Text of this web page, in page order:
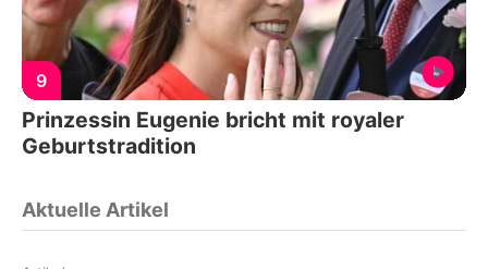
9
Prinzessin Eugenie bricht mit royaler
Geburtstradition
Aktuelle Artikel